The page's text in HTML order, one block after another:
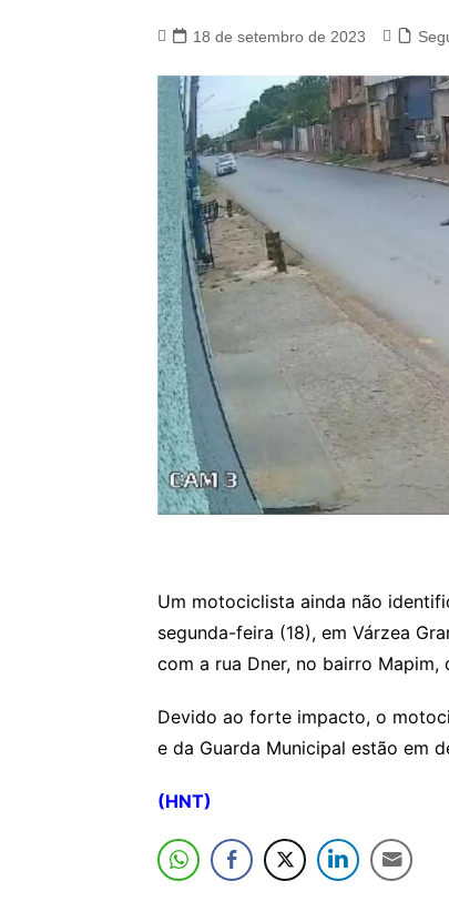
18 de setembro de 2023
Um motociclista ainda não
segunda-feira (18), em Várzea
com a rua Dner, no bairro
Devido ao forte impacto, o
e da Guarda Municipal estão em
(HNT)